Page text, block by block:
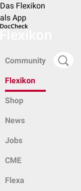
Das Flexikon
als App
Community
Flexikon
Shop
News
Jobs
CME
Flexa